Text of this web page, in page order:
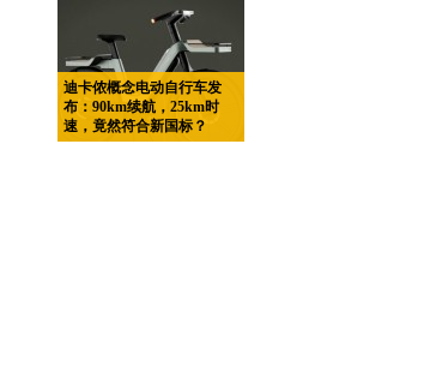
迪卡侬概念电动自行车发
布：90km续航，25km时
速，竟然符合新国标？